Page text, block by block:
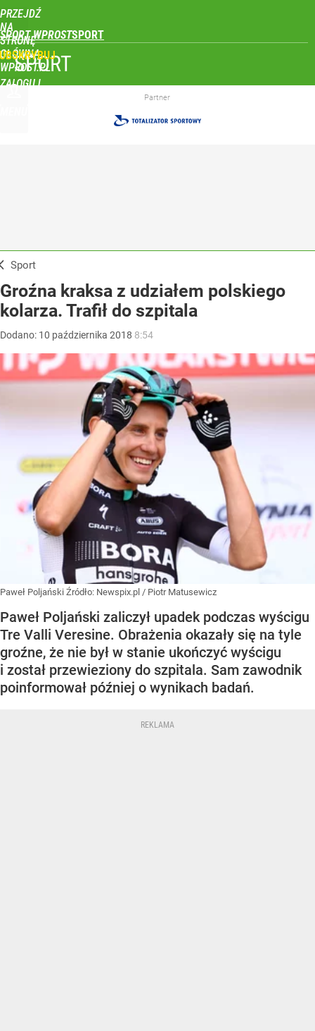
PRZEJDŹ
NA
STRONĘ
GŁÓWNĄ
WPROST.PL
SPORT WPROST
ZALOGUJ
SPORT
Partner
Sport
Groźna kraksa z udziałem polskiego
kolarza. Trafił do szpitala
Dodano: 10 października 2018 8:54
Paweł Poljański Źródło: Newspix.pl / Piotr Matusewicz
Paweł Poljański zaliczył upadek podczas wyścigu
Tre Valli Veresine. Obrażenia okazały się na tyle
groźne, że nie był w stanie ukończyć wyścigu
i został przewieziony do szpitala. Sam zawodnik
poinformował później o wynikach badań.